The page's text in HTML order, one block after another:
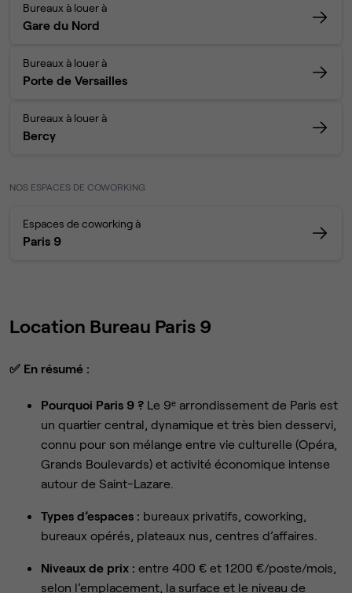
Bureaux à louer à
Gare du Nord
Bureaux à louer à
Porte de Versailles
Bureaux à louer à
Bercy
NOS ESPACES DE COWORKING
Espaces de coworking à
Paris 9
Location Bureau Paris 9
✅ En résumé :
Pourquoi Paris 9 ? Le 9ᵉ arrondissement de Paris est
un quartier central, dynamique et très bien desservi,
connu pour son mélange entre vie culturelle (Opéra,
Grands Boulevards) et activité économique intense
autour de Saint-Lazare.
Types d’espaces : bureaux privatifs, coworking,
bureaux opérés, plateaux nus, centres d’affaires.
Niveaux de prix : entre 400 € et 1 200 €/poste/mois,
selon l’emplacement, la surface et le niveau de